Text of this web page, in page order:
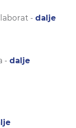
- dalje
- dalje